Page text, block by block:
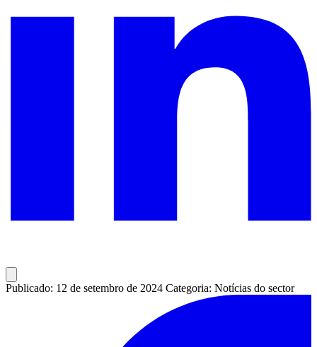
Publicado: 12 de setembro de 2024 Categoria: Notícias do sector